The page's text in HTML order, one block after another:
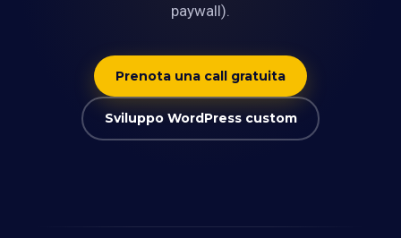
paywall).
Prenota una call gratuita
Sviluppo WordPress custom